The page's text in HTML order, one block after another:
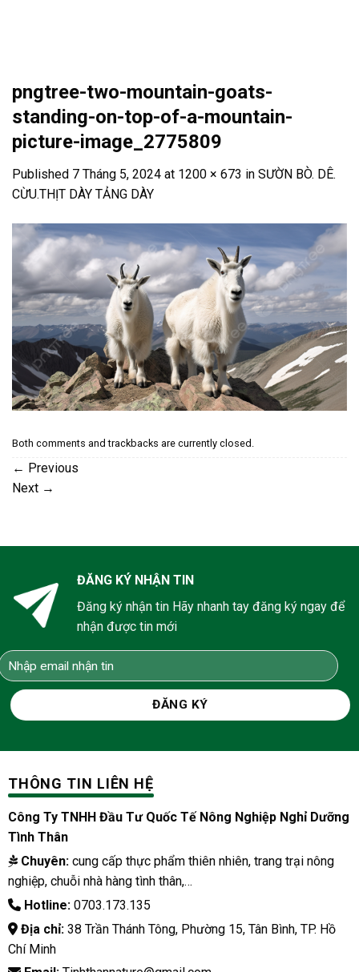
pngtree-two-mountain-goats-
standing-on-top-of-a-mountain-
picture-image_2775809
Published 7 Tháng 5, 2024 at 1200 × 673 in SƯỜN BÒ. DÊ.
CỪU.THỊT DÀY TẢNG DÀY
Both comments and trackbacks are currently closed.
← Previous
Next →
ĐĂNG KÝ NHẬN TIN
Đăng ký nhận tin Hãy nhanh tay đăng ký ngay để
nhận được tin mới
THÔNG TIN LIÊN HỆ
Công Ty TNHH Đầu Tư Quốc Tế Nông Nghiệp Nghỉ Dưỡng
Tình Thân
Chuyên:cung cấp thực phẩm thiên nhiên, trang trại nông
nghiệp, chuỗi nhà hàng tình thân,…
Hotline:0703.173.135
Địa chỉ:38 Trần Thánh Tông, Phường 15, Tân Bình, TP. Hồ
Chí Minh